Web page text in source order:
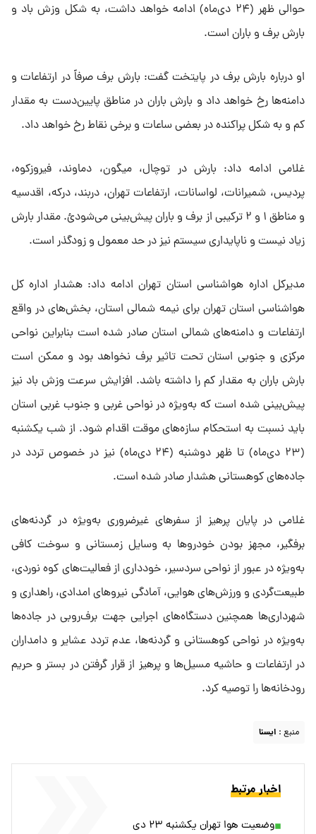
حوالی ظهر (۲۴ دی‌ماه) ادامه خواهد داشت، به شکل وزش باد و
بارش برف و باران است.
او درباره بارش برف در پایتخت گفت: بارش برف صرفاً در ارتفاعات و
دامنه‌ها رخ خواهد داد و بارش باران در مناطق پایین‌دست به مقدار
کم و به شکل پراکنده در بعضی ساعات و برخی نقاط رخ خواهد داد.
غلامی ادامه داد: بارش در توچال، میگون، دماوند، فیروزکوه،
پردیس، شمیرانات، لواسانات، ارتفاعات تهران، دربند، درکه، اقدسیه
و مناطق ۱ و ۲ ترکیبی از برف و باران پیش‌بینی می‌شودئ. مقدار بارش
زیاد نیست و ناپایداری سیستم نیز در حد معمول و زودگذر است.
مدیرکل اداره هواشناسی استان تهران ادامه داد: هشدار اداره کل
هواشناسی استان تهران برای نیمه شمالی استان، بخش‌های در واقع
ارتفاعات و دامنه‌های شمالی استان صادر شده است بنابراین نواحی
مرکزی و جنوبی استان تحت تاثیر برف نخواهد بود و ممکن است
بارش باران به مقدار کم را داشته باشد. افزایش سرعت وزش باد نیز
پیش‌بینی شده است که به‌ویژه در نواحی غربی و جنوب غربی استان
باید نسبت به استحکام سازه‌های موقت اقدام شود. از شب یکشنبه
(۲۳ دی‌ماه) تا ظهر دوشنبه (۲۴ دی‌ماه) نیز در خصوص تردد در
جاده‌های کوهستانی هشدار صادر شده است.
غلامی در پایان پرهیز از سفر‌های غیرضروری به‌ویژه در گردنه‌های
برفگیر، مجهز بودن خودرو‌ها به وسایل زمستانی و سوخت کافی
به‌ویژه در عبور از نواحی سردسیر، خودداری از فعالیت‌های کوه نوردی،
طبیعت‌گردی و ورزش‌های هوایی، آمادگی نیرو‌های امدادی، راهداری و
شهرداری‌ها همچنین دستگاه‌های اجرایی جهت برف‌روبی در جاده‌ها
به‌ویژه در نواحی کوهستانی و گردنه‌ها، عدم تردد عشایر و دامداران
در ارتفاعات و حاشیه مسیل‌ها و پرهیز از قرار گرفتن در بستر و حریم
رودخانه‌ها را توصیه کرد.
منبع : ايسنا
اخبار مرتبط
وضعیت هوا تهران یکشنبه ۲۳ دی